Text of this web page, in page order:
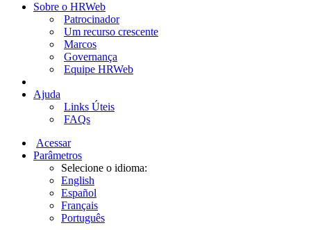
Sobre o HRWeb
Patrocinador
Um recurso crescente
Marcos
Governança
Equipe HRWeb
Ajuda
Links Úteis
FAQs
Acessar
Parâmetros
Selecione o idioma:
English
Español
Français
Português